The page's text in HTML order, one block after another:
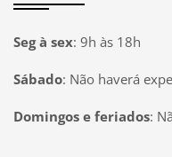
Seg à sex: 9h às 18h
Sábado: Não haverá
Domingos e feriados: